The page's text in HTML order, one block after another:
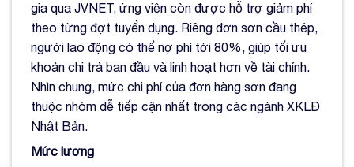
gia qua JVNET, ứng viên còn được hỗ trợ giảm phí
theo từng đợt tuyển dụng. Riêng đơn sơn cầu thép,
người lao động có thể nợ phí tới 80%, giúp tối ưu
khoản chi trả ban đầu và linh hoạt hơn về tài chính.
Nhìn chung, mức chi phí của đơn hàng sơn đang
thuộc nhóm dễ tiếp cận nhất trong các ngành XKLĐ
Nhật Bản.
Mức lương